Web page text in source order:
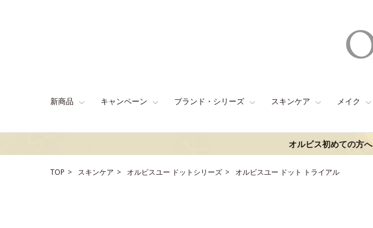
新商品 キャンペーン ブランド・シリーズ スキンケア メイク
オルビス初めての方へ
TOP スキンケア オルビスユー ドットシリーズ オルビスユー ドット トライアル